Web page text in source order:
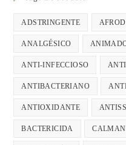
ADSTRINGENTE
ANALGÉSICO
ANTI-INFECCIOSO
ANTIBACTERIANO
ANTIOXIDANTE
BACTERICIDA